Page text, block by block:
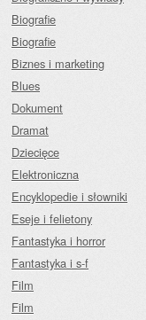
Biografie
Biografie
Biznes i marketing
Blues
Dokument
Dramat
Dziecięce
Elektroniczna
Encyklopedie i słowniki
Eseje i felietony
Fantastyka i horror
Fantastyka i s-f
Film
Film